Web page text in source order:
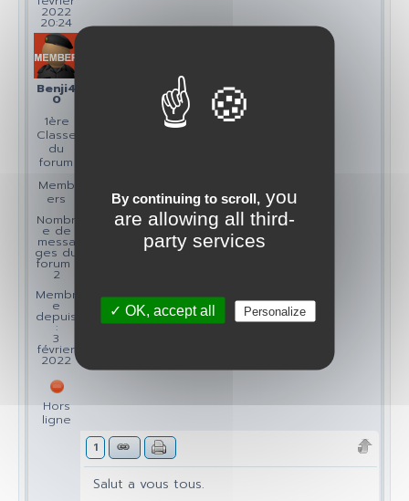
2022
20:24
Benji4
0
1ère
Classe
du
forum
Memb
ers
Nombr
e de
messa
ges du
forum :
2
Membr
e
depuis
:
3
février
2022
Hors
ligne
1
Salut a vous tous.
By continuing to scroll, you
are allowing all third-
party services
✓ OK, accept all Personalize